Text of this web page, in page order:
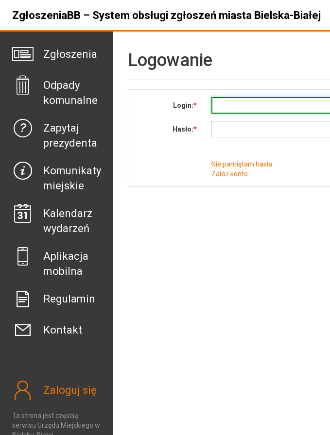
ZgłoszeniaBB – System obsługi zgłoszeń miasta Bielska-Białej
Zgłoszenia
Odpady
komunalne
Zapytaj
prezydenta
Komunikaty
miejskie
Kalendarz
wydarzeń
Aplikacja
mobilna
Regulamin
Kontakt
Zaloguj się
Ta strona jest częścią
serwisu Urzędu Miejskiego w
Logowanie
Login:
Hasło:
Nie pamiętam hasła
Załóż konto